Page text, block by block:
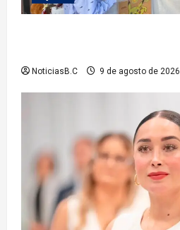
NoticiasB.C 9 de agosto de 2026